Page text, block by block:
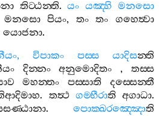
තිට‍්ඨන‍්ති.යං යඤ‍්හි මනසො
මනසො පියං, තං තං
ගහෙත්‍වා
යොජනා.
, විපාකං පස‍්ස යාදිසන‍්ති
දින‍්නං අනුමොදිතං ,තස‍්ස
මහන‍්තං පස‍්සාති
දස‍්සෙන‍්තී
. තත්‍ථ ගම‍්භීරාති අගාධා.
. පොක‍්ඛරඤ‍්ඤොති